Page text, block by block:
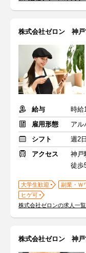
株式会社ゼロン 神戸
給与
時給
雇用形態
アル
シフト
週2
アクセス
神戸
徒歩
大学生歓迎 副業・Ｗ
ヒゲ可
株式会社ゼロンの求人一
株式会社ゼロン 神戸